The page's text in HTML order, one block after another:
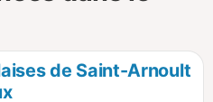
de Saint-Arnoult